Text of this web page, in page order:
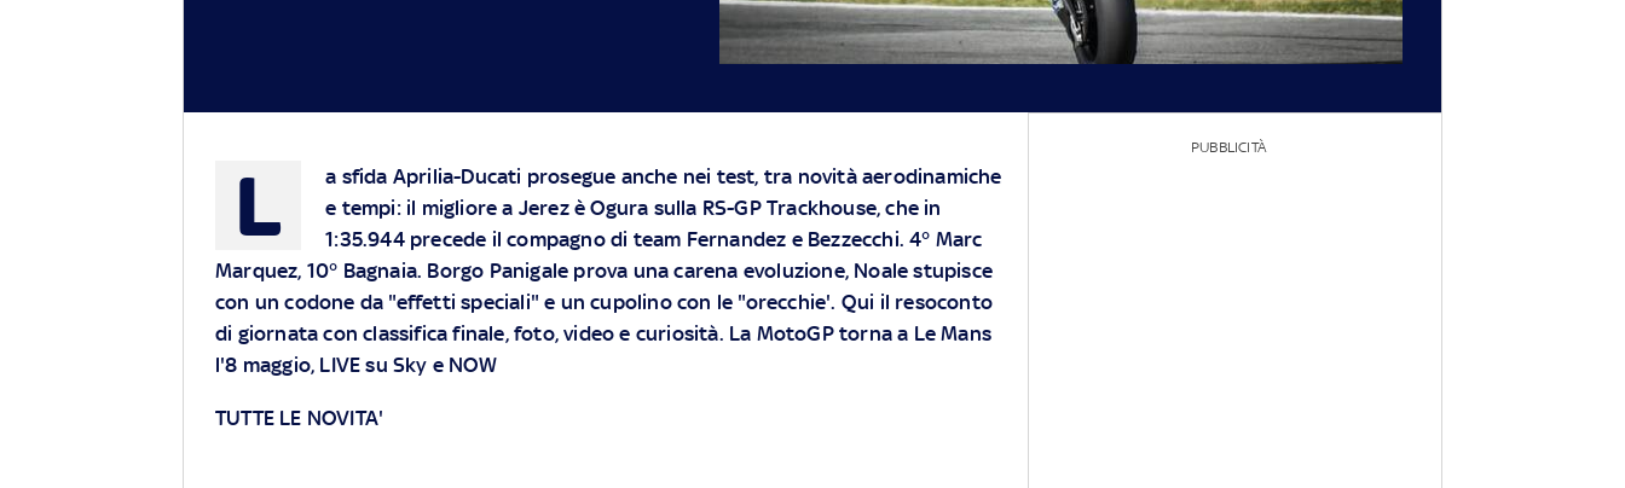
L
a sfida Aprilia-Ducati prosegue anche nei test, tra novità aerodinamiche
e tempi: il migliore a Jerez è Ogura sulla RS-GP Trackhouse, che in
1:35.944 precede il compagno di team Fernandez e Bezzecchi. 4° Marc
Marquez, 10° Bagnaia. Borgo Panigale prova una carena evoluzione, Noale stupisce
con un codone da "effetti speciali" e un cupolino con le "orecchie'. Qui il resoconto
di giornata con classifica finale, foto, video e curiosità. La MotoGP torna a Le Mans
l'8 maggio, LIVE su Sky e NOW
TUTTE LE NOVITA'
PUBBLICITÀ